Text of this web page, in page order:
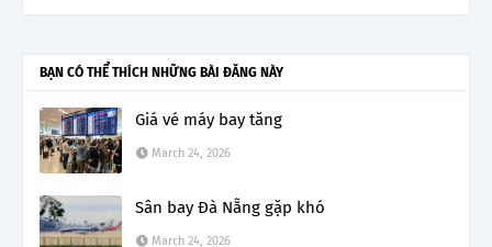
BẠN CÓ THỂ THÍCH NHỮNG BÀI ĐĂNG NÀY
Giá vé máy bay tăng
March 24, 2026
Sân bay Đà Nẵng gặp khó
March 24, 2026